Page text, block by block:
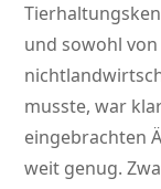
und sowohl
musste, war
eingebrachten
weit genug.